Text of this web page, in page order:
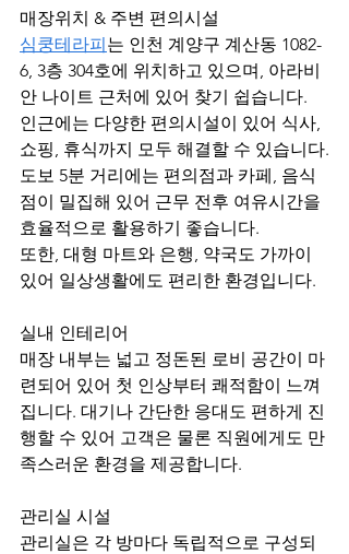
매장위치 & 주변 편의시설
심쿵테라피는 인천 계양구 계산동 1082-
6, 3층 304호에 위치하고 있으며, 아라비
안 나이트 근처에 있어 찾기 쉽습니다.
인근에는 다양한 편의시설이 있어 식사,
쇼핑, 휴식까지 모두 해결할 수 있습니다.
도보 5분 거리에는 편의점과 카페, 음식
점이 밀집해 있어 근무 전후 여유시간을
효율적으로 활용하기 좋습니다.
또한, 대형 마트와 은행, 약국도 가까이
있어 일상생활에도 편리한 환경입니다.
실내 인테리어
매장 내부는 넓고 정돈된 로비 공간이 마
련되어 있어 첫 인상부터 쾌적함이 느껴
집니다. 대기나 간단한 응대도 편하게 진
행할 수 있어 고객은 물론 직원에게도 만
족스러운 환경을 제공합니다.
관리실 시설
관리실은 각 방마다 독립적으로 구성되